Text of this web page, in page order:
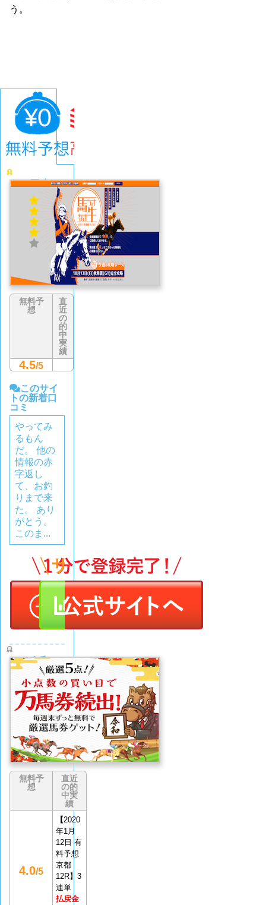
う。
馬生
4.1 (671
件)
無料予
想
直
近
の
的
中
実
績
4.5/5
このサイ
トの新着口
コミ
やってみ
るもん
だ。 他の
情報の赤
字返し
て、お釣
りまで来
た。 あり
がとう。
このま...
令和ケ
イバ
評価
なし
(0
件)
無料予
想
直近
の的
中実
績
4.0/5
【2020
年1月
12日 有
料予想
京都
12R】3
連単
払戻金